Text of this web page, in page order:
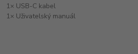
1× USB-C kabel
1× Uživatelský manuál